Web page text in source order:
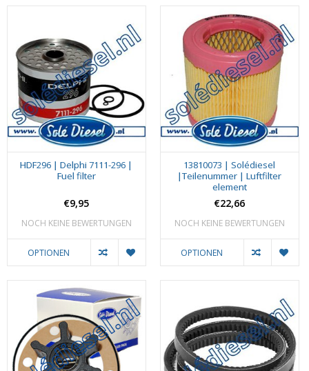
HDF296 | Delphi 7111-296 |
Fuel filter
€9,95
NOCH KEINE BEWERTUNGEN
OPTIONEN
13810073 | Solédiesel
|Teilenummer | Luftfilter
element
€22,66
NOCH KEINE BEWERTUNGEN
OPTIONEN